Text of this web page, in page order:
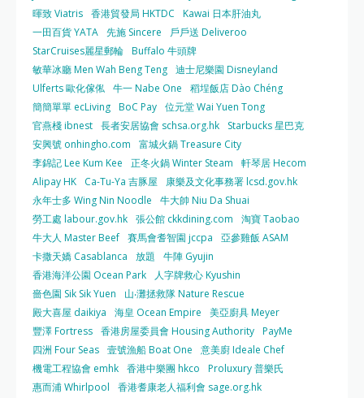
暉致 Viatris 香港貿發局 HKTDC
Kawai 日本肝油丸
一田百貨 YATA 先施 Sincere
戶戶送 Deliveroo
StarCruises麗星郵輪 Buffalo 牛頭牌
敏華冰廳 Men Wah Beng Teng 迪士尼樂園 Disneyland
Ulferts 歐化傢俬 牛一 Nabe One
稻埕飯店 Dào Chéng
簡簡單單 ecLiving BoC Pay 位元堂 Wai Yuen Tong
官燕棧 ibnest 長者安居協會 schsa.org.hk
Starbucks 星巴克
安興號 onhingho.com
富城火鍋 Treasure City
李錦記 Lee Kum Kee
正冬火鍋 Winter Steam
軒琴居 Hecom
Alipay HK
Ca-Tu-Ya 吉豚屋
康樂及文化事務署 lcsd.gov.hk
永年士多 Wing Nin Noodle
牛大帥 Niu Da Shuai
勞工處 labour.gov.hk 張公館 ckkdining.com
淘寶 Taobao
牛大人 Master Beef 賽馬會耆智園 jccpa
亞參雞飯 ASAM
卡撒天嬌 Casablanca
放題
牛陣 Gyujin
香港海洋公園 Ocean Park
人字牌救心 Kyushin
嗇色園 Sik Sik Yuen
山‧灘拯救隊 Nature Rescue
殿大喜屋 daikiya
海皇 Ocean Empire
美亞廚具 Meyer
豐澤 Fortress 香港房屋委員會 Housing Authority PayMe
四洲 Four Seas 壹號漁船 Boat One
意美廚 Ideale Chef
機電工程協會 emhk 香港中樂團 hkco
Proluxury 普樂氏
惠而浦 Whirlpool
香港耆康老人福利會 sage.org.hk